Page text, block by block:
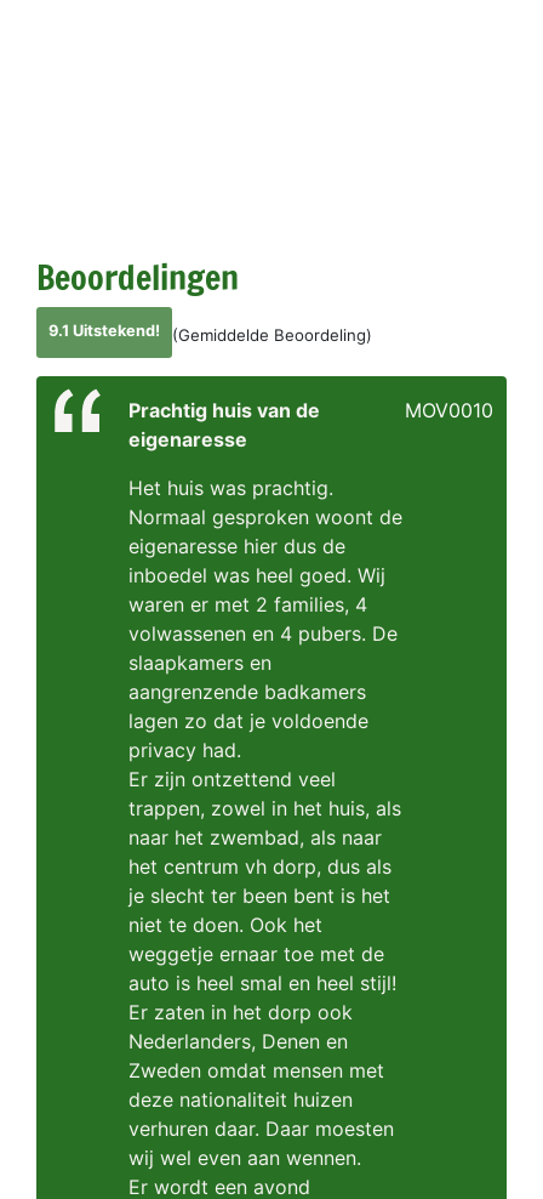
Beoordelingen
9.1 Uitstekend! (Gemiddelde Beoordeling)
Prachtig huis van de
eigenaresse
Het huis was prachtig.
Normaal gesproken woont de
eigenaresse hier dus de
inboedel was heel goed. Wij
waren er met 2 families, 4
volwassenen en 4 pubers. De
slaapkamers en
aangrenzende badkamers
lagen zo dat je voldoende
privacy had.
Er zijn ontzettend veel
trappen, zowel in het huis, als
naar het zwembad, als naar
het centrum vh dorp, dus als
je slecht ter been bent is het
niet te doen. Ook het
weggetje ernaar toe met de
auto is heel smal en heel stijl!
Er zaten in het dorp ook
Nederlanders, Denen en
Zweden omdat mensen met
deze nationaliteit huizen
verhuren daar. Daar moesten
wij wel even aan wennen.
Er wordt een avond
MOV0010